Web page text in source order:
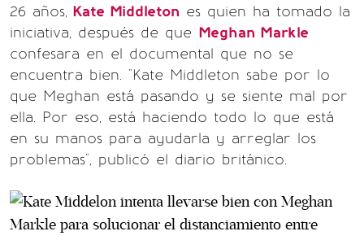
26 años, Kate Middleton es quien ha tomado la
iniciativa, después de que Meghan Markle
confesara en el documental que no se
encuentra bien. "Kate Middleton sabe por lo
que Meghan está pasando y se siente mal por
ella. Por eso, está haciendo todo lo que está
en su manos para ayudarla y arreglar los
problemas", publicó el diario británico.